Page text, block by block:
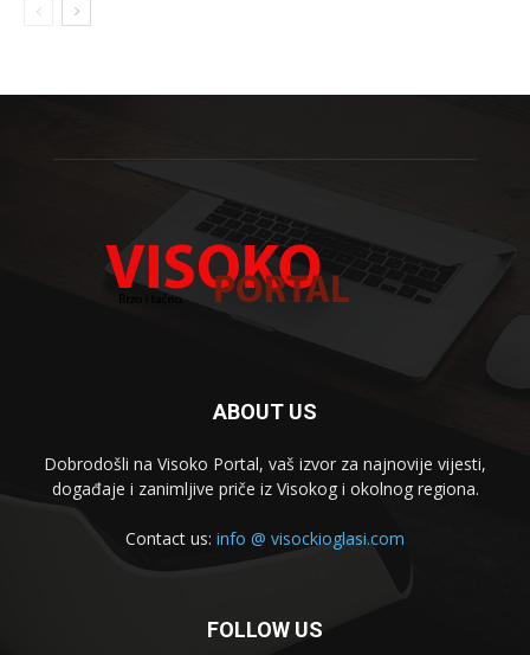
ABOUT US
Dobrodošli na Visoko Portal, vaš izvor za najnovije vijesti,
događaje i zanimljive priče iz Visokog i okolnog regiona.
Contact us: info @ visockioglasi.com
FOLLOW US